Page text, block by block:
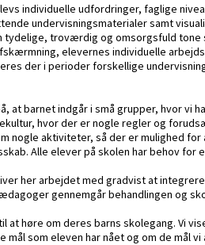
individuelle udfordringer, faglige
undervisningsmaterialer samt
troværdig og omsorgsfuld
elevernes individuelle
der i perioder forskellige
at barnet indgår i små grupper, hvor
hvor der er nogle regler og
nogle aktiviteter, så der er mulighed
Alle elever på skolen har behov
her arbejdet med gradvist at
gennemgår behandlingen og
høre om deres barns skolegang. Vi
som eleven har nået og om de mål